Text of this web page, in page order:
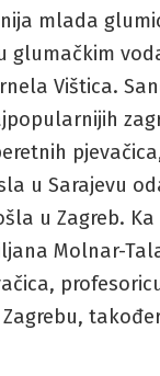
mlada
glumačkim
Vištica.
u Sarajevu
u Zagreb. Ka
Molnar-